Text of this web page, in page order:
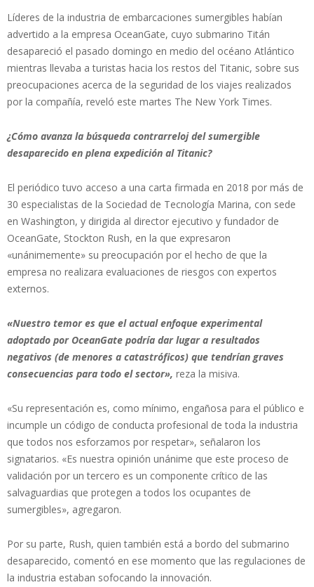
Líderes de la industria de embarcaciones sumergibles habían
advertido a la empresa OceanGate, cuyo submarino Titán
desapareció el pasado domingo en medio del océano Atlántico
mientras llevaba a turistas hacia los restos del Titanic, sobre sus
preocupaciones acerca de la seguridad de los viajes realizados
por la compañía, reveló este martes The New York Times.
¿Cómo avanza la búsqueda contrarreloj del sumergible
desaparecido en plena expedición al Titanic?
El periódico tuvo acceso a una carta firmada en 2018 por más de
30 especialistas de la Sociedad de Tecnología Marina, con sede
en Washington, y dirigida al director ejecutivo y fundador de
OceanGate, Stockton Rush, en la que expresaron
«unánimemente» su preocupación por el hecho de que la
empresa no realizara evaluaciones de riesgos con expertos
externos.
«Nuestro temor es que el actual enfoque experimental
adoptado por OceanGate podría dar lugar a resultados
negativos (de menores a catastróficos) que tendrían graves
consecuencias para todo el sector», reza la misiva.
«Su representación es, como mínimo, engañosa para el público e
incumple un código de conducta profesional de toda la industria
que todos nos esforzamos por respetar», señalaron los
signatarios. «Es nuestra opinión unánime que este proceso de
validación por un tercero es un componente crítico de las
salvaguardias que protegen a todos los ocupantes de
sumergibles», agregaron.
Por su parte, Rush, quien también está a bordo del submarino
desaparecido, comentó en ese momento que las regulaciones de
la industria estaban sofocando la innovación.